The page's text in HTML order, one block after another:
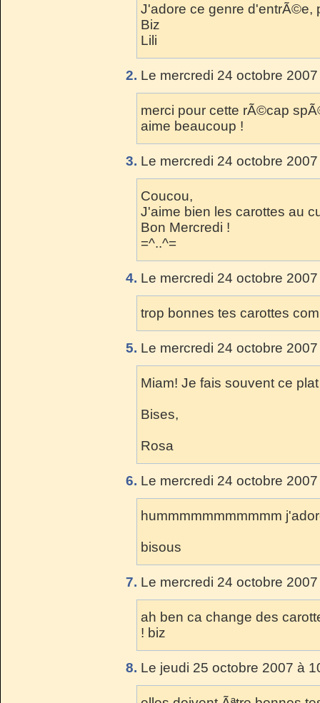
J'adore ce genre d'entrÃ©e,
Biz
Lili
2. Le mercredi 24 octobre
merci pour cette rÃ©cap
aime beaucoup !
3. Le mercredi 24 octobre
Coucou,
J'aime bien les carottes au
Bon Mercredi !
=^..^=
4. Le mercredi 24 octobre
trop bonnes tes carottes
5. Le mercredi 24 octobre
Miam! Je fais souvent ce
Bises,
Rosa
6. Le mercredi 24 octobre
hummmmmmmmmmm
bisous
7. Le mercredi 24 octobre
ah ben ca change des
! biz
8. Le jeudi 25 octobre 2007 à